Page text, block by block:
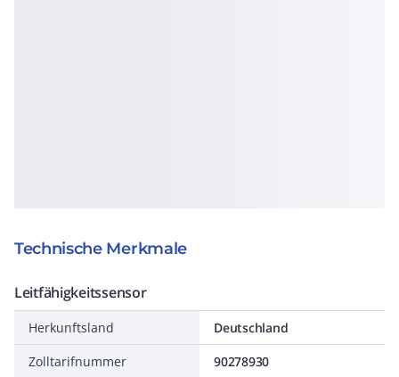
Technische Merkmale
Leitfähigkeitssensor
Herkunftsland
Deutschland
Zolltarifnummer
90278930